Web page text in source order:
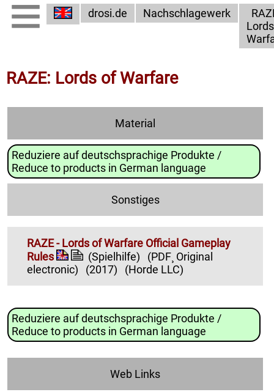
drosi.de Nachschlagewerk
RAZE: Lords of Warfare
Material
Reduziere auf deutschsprachige Produkte /
Reduce to products in German language
Sonstiges
RAZE - Lords of Warfare Official Gameplay
Rules
(Spielhilfe)
(PDF¸ Original
electronic)
(2017) (Horde LLC)
Reduziere auf deutschsprachige Produkte /
Reduce to products in German language
Web Links